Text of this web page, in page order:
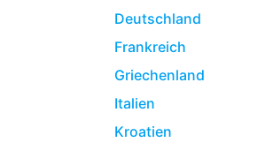
Deutschland
Frankreich
Griechenland
Italien
Kroatien